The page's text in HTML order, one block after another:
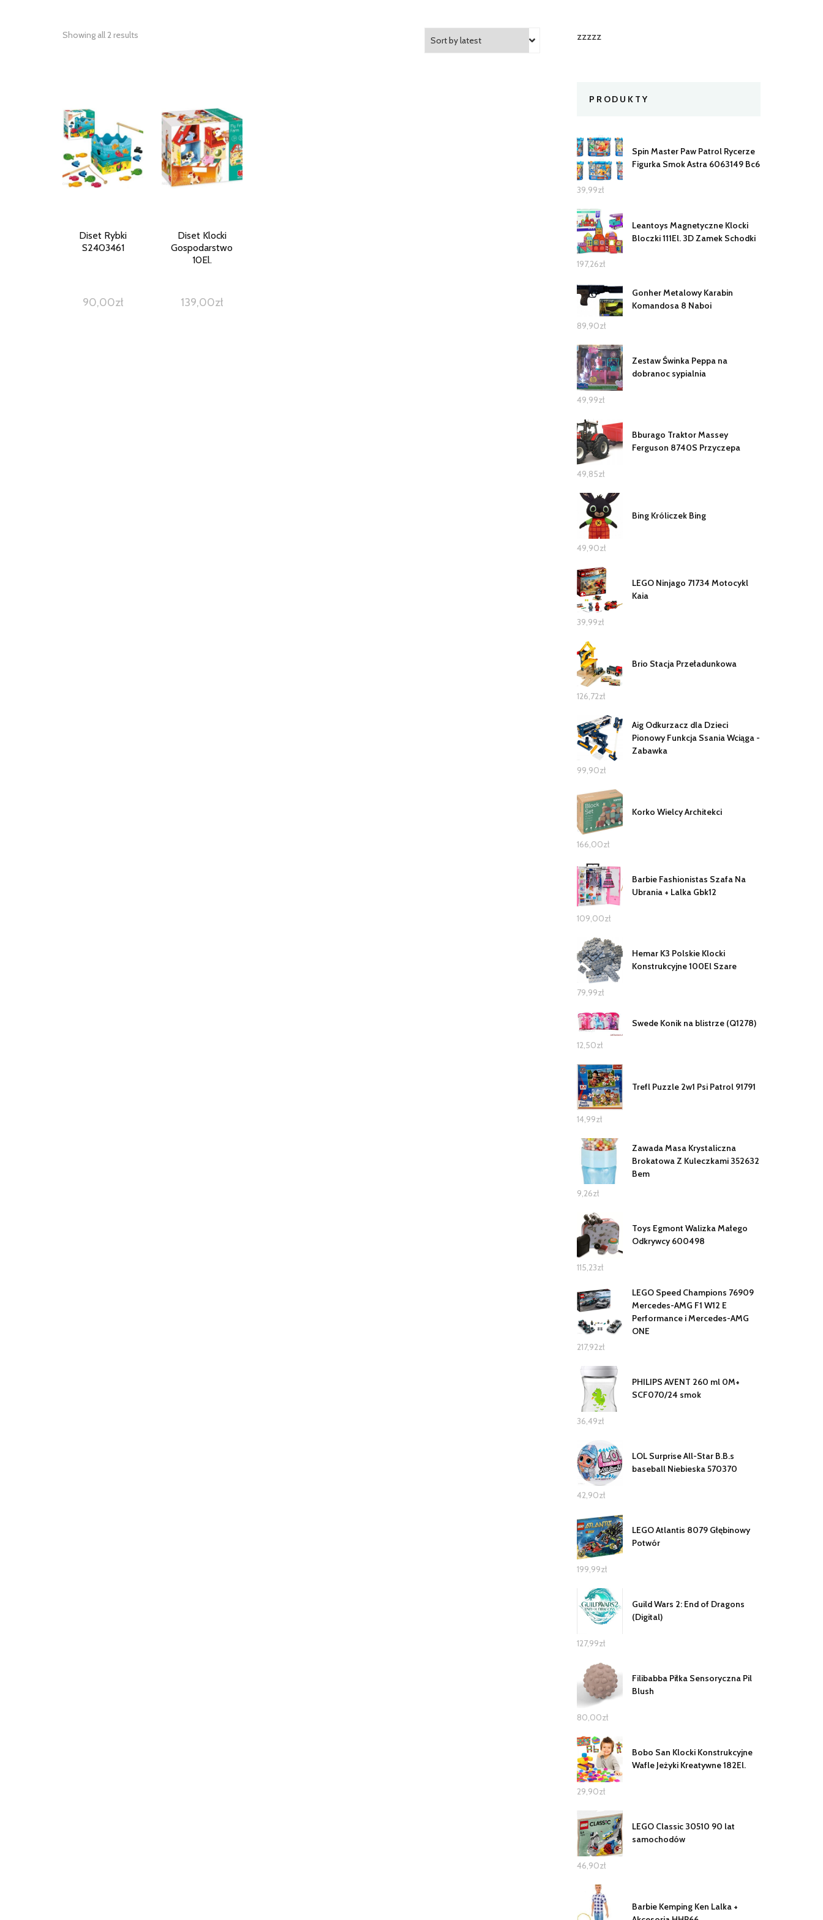
Showing all 2 results
Diset Rybki
S2403461
90,00zł
Diset Klocki
Gospodarstwo
10El.
139,00zł
zzzzz
PRODUKTY
Spin Master Paw Patrol Rycerze
Figurka Smok Astra 6063149 Bc6
39,99zł
Leantoys Magnetyczne Klocki
Bloczki 111El. 3D Zamek Schodki
197,26zł
Gonher Metalowy Karabin
Komandosa 8 Naboi
89,90zł
Zestaw Świnka Peppa na
dobranoc sypialnia
49,99zł
Bburago Traktor Massey
Ferguson 8740S Przyczepa
49,85zł
Bing Króliczek Bing
49,90zł
LEGO Ninjago 71734 Motocykl
Kaia
39,99zł
Brio Stacja Przeładunkowa
126,72zł
Aig Odkurzacz dla Dzieci
Pionowy Funkcja Ssania Wciąga -
Zabawka
99,90zł
Korko Wielcy Architekci
166,00zł
Barbie Fashionistas Szafa Na
Ubrania + Lalka Gbk12
109,00zł
Hemar K3 Polskie Klocki
Konstrukcyjne 100El Szare
79,99zł
Swede Konik na blistrze (Q1278)
12,50zł
Trefl Puzzle 2w1 Psi Patrol 91791
14,99zł
Zawada Masa Krystaliczna
Brokatowa Z Kuleczkami 352632
Bem
9,26zł
Toys Egmont Walizka Małego
Odkrywcy 600498
115,23zł
LEGO Speed Champions 76909
Mercedes-AMG F1 W12 E
Performance i Mercedes-AMG
ONE
217,92zł
PHILIPS AVENT 260 ml 0M+
SCF070/24 smok
36,49zł
LOL Surprise All-Star B.B.s
baseball Niebieska 570370
42,90zł
LEGO Atlantis 8079 Głębinowy
Potwór
199,99zł
Guild Wars 2: End of Dragons
(Digital)
127,99zł
Filibabba Piłka Sensoryczna Pil
Blush
80,00zł
Bobo San Klocki Konstrukcyjne
Wafle Jeżyki Kreatywne 182El.
29,90zł
LEGO Classic 30510 90 lat
samochodów
46,90zł
Barbie Kemping Ken Lalka +